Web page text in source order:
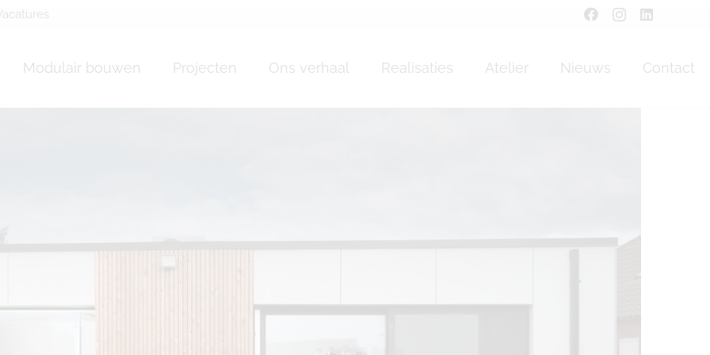
Modulair bouwen Projecten Ons verhaal Realisaties Atelier Nieuws Contact
Mont-de-l’Enclus